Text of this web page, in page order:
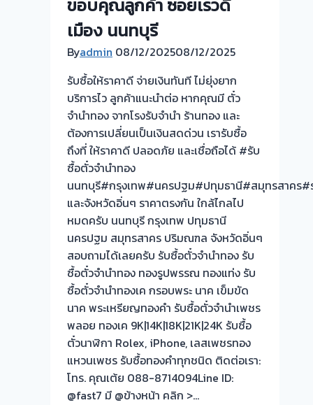
ทอง
ประเมิน
ตั๋ว
ฟรี
จ่าย
เงิน
ทันที
ไม่
ต้อง
รอ
จบ
หน้า
งาน
📌
รับ
ซื้อ
ตั๋ว
จำนำ
ทอง
รับ
ซื้อ
ทอง
นาค
ขอบคุณลูกค้า ซอยเรวดี
เมือง นนทบุรี
Byadmin 08/12/202508/12/2025
รับซื้อให้ราคาดี จ่ายเงินทันที ไม่ยุ่งยาก
บริการไว ลูกค้าแนะนำต่อ หากคุณมี ตั๋ว
จำนำทอง จากโรงรับจำนำ ร้านทอง และ
ต้องการเปลี่ยนเป็นเงินสดด่วน เรารับซื้อ
ถึงที่ ให้ราคาดี ปลอดภัย และเชื่อถือได้ #รับ
ซื้อตั๋วจำนำทอง
นนทบุรี#กรุงเทพ#นครปฐม#ปทุมธานี#สมุทรสาคร#
และจังหวัดอิ่นๆ ราคาตรงกัน ใกล้ไกลไป
หมดครับ นนทบุรี กรุงเทพ ปทุมธานี
นครปฐม สมุทรสาคร ปริมณฑล จังหวัดอิ่นๆ
สอบถามได้เลยครับ รับซื้อตั๋วจำนำทอง รับ
ซื้อตั๋วจำนำทอง ทองรูปพรรณ ทองแท่ง รับ
ซื้อตั๋วจำนำทองเค กรอบพระ นาค เข็มขัด
นาค พระเหรียญทองคำ รับซื้อตั๋วจำนำเพชร
พลอย ทองเค 9K|14K|18K|21K|24K รับซื้อ
ตั๋วนาฬิกา Rolex, iPhone, เลสเพชรทอง
แหวนเพชร รับซื้อทองคำทุกชนิด ติดต่อเรา:
โทร. คุณเต้ย 088-8714094Line ID:
@fast7 มี @ข้างหน้า คลิก >…